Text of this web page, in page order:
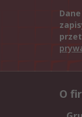
O